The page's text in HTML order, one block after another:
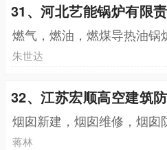
31、河北艺能锅炉有限
燃气，燃油，燃煤导热油锅
朱世达
32、江苏宏顺高空建筑
烟囱新建，烟囱维修，烟囱
蒋林